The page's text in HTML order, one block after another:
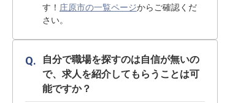
す！ 庄原市の一覧ページからご確認くだ
さい。
自分で職場を探すのは自信が無いの
で、求人を紹介してもらうことは可
能ですか？